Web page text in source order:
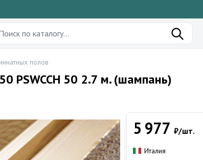
полов
PSWCCH 50 2.7 м. (шампань)
5 977 ₽/шт.
Италия